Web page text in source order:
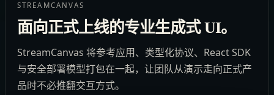
STREAMCANVAS
面向正式上线的专业生成式 UI。
StreamCanvas 将参考应用、类型化协议、React SDK
与安全部署模型打包在一起，让团队从演示走向正式产
品时不必推翻交互方式。